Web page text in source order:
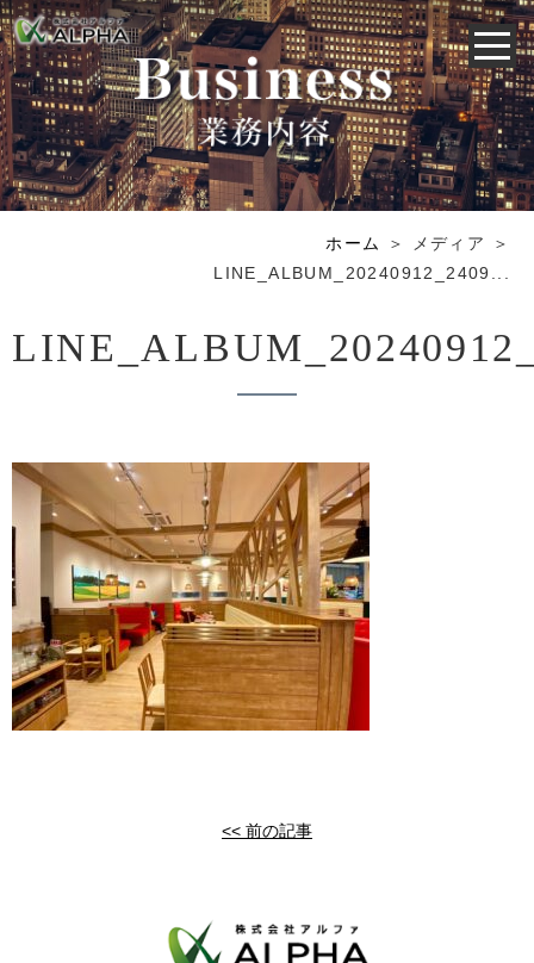
ホーム
＞ メディア ＞
LINE_ALBUM_20240912_2409...
<< 前の記事